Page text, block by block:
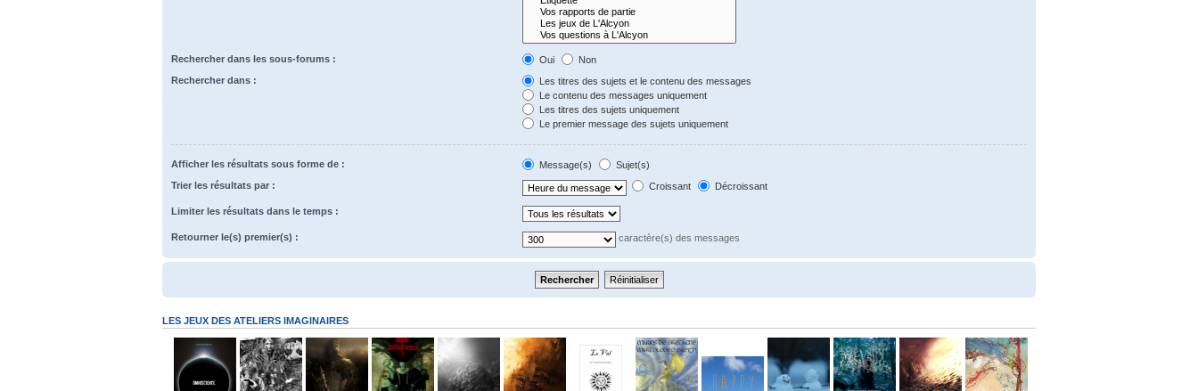
Rechercher dans les sous-forums : Oui
Non
Rechercher dans :
Les titres des sujets et le contenu des messages
Le contenu des messages uniquement
Les titres des sujets uniquement
Le premier message des sujets uniquement
Afficher les résultats sous forme de : Message(s)
Sujet(s)
Trier les résultats par :
Croissant Décroissant
Limiter les résultats dans le temps :
Retourner le(s) premier(s) : caractère(s) des messages
LES JEUX DES ATELIERS IMAGINAIRES